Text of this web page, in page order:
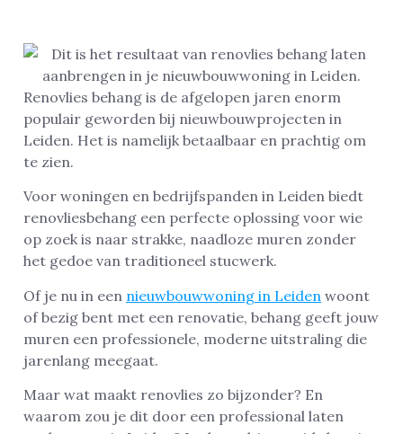
Renovlies behang is de afgelopen jaren enorm
populair geworden bij nieuwbouwprojecten in
Leiden. Het is namelijk betaalbaar en prachtig om
te zien.
Voor woningen en bedrijfspanden in Leiden biedt
renovliesbehang een perfecte oplossing voor wie
op zoek is naar strakke, naadloze muren zonder
het gedoe van traditioneel stucwerk.
Of je nu in een nieuwbouwwoning in Leiden woont
of bezig bent met een renovatie, behang geeft jouw
muren een professionele, moderne uitstraling die
jarenlang meegaat.
Maar wat maakt renovlies zo bijzonder? En
waarom zou je dit door een professional laten